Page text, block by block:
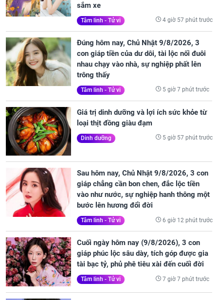
sắm xe
Tâm linh - Tử vi 4 giờ 57 phút trước
Đúng hôm nay, Chủ Nhật 9/8/2026, 3
con giáp tiền của dư dôi, tài lộc nối đuôi
nhau chạy vào nhà, sự nghiệp phất lên
trông thấy
Tâm linh - Tử vi 5 giờ 7 phút trước
Giá trị dinh dưỡng và lợi ích sức khỏe từ
loại thịt đồng giàu đạm
Dinh dưỡng 5 giờ 57 phút trước
Sau hôm nay, Chủ Nhật 9/8/2026, 3 con
giáp chẳng cần bon chen, đắc lộc tiền
vào như nước, sự nghiệp hanh thông một
bước lên hương đổi đời
Tâm linh - Tử vi 6 giờ 12 phút trước
Cuối ngày hôm nay (9/8/2026), 3 con
giáp phúc lộc sâu dày, tích góp được gia
tài bạc tỷ, phủ phê tiêu xài đến cuối đời
Tâm linh - Tử vi 7 giờ 7 phút trước